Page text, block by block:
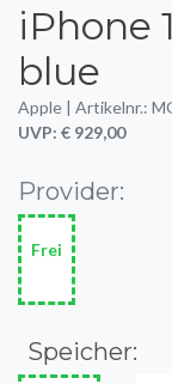
iPhone
blue
Apple | Artikelnr.:
UVP: € 929,00
Provider:
Frei
Speicher: